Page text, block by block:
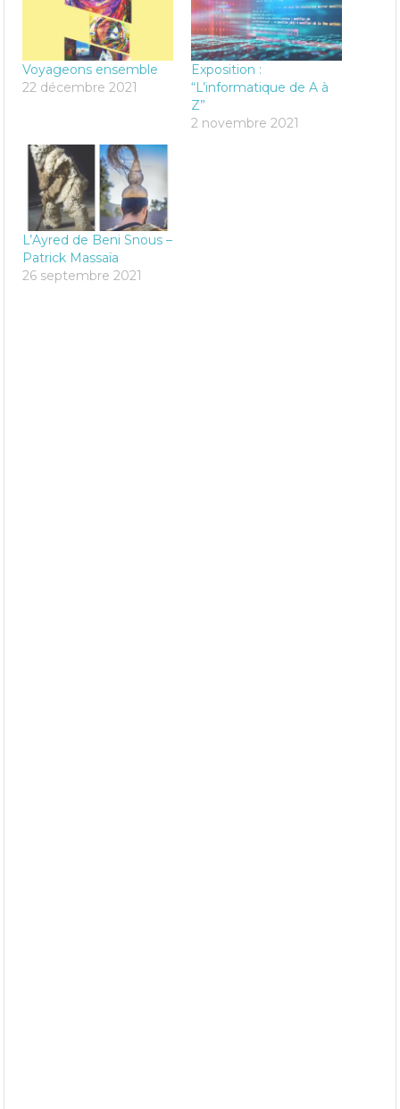
Voyageons ensemble
22 décembre 2021
Exposition :
“L’informatique de A à
Z”
2 novembre 2021
L’Ayred de Beni Snous –
Patrick Massaïa
26 septembre 2021